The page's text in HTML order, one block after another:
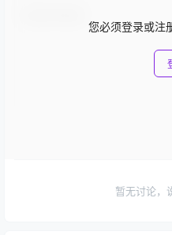
您必须登录或注
暂无讨论，